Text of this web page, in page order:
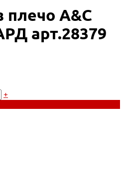
плечо A&C
арт.28379
+